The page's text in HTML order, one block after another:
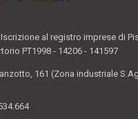
Iscrizione al registro imprese di
PT1998 - 14206 - 141597
161 (Zona industriale